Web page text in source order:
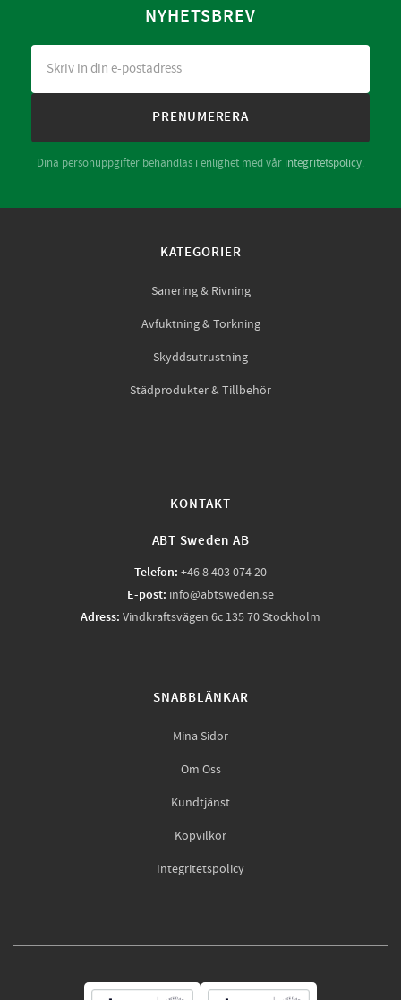
NYHETSBREV
PRENUMERERA
Dina personuppgifter behandlas i enlighet med vår integritetspolicy.
KATEGORIER
Sanering & Rivning
Avfuktning & Torkning
Skyddsutrustning
Städprodukter & Tillbehör
KONTAKT
ABT Sweden AB
Telefon: +46 8 403 074 20
E-post: info@abtsweden.se
Adress: Vindkraftsvägen 6c 135 70 Stockholm
SNABBLÄNKAR
Mina Sidor
Om Oss
Kundtjänst
Köpvilkor
Integritetspolicy